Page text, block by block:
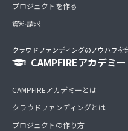
プロジェクトを作る
資料請求
クラウドファンディングのノウハウを
CAMPFIREアカデミー
CAMPFIREアカデミーとは
クラウドファンディングとは
プロジェクトの作り方